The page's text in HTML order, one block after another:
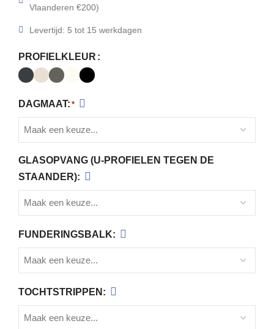
Vlaanderen €200)
Levertijd: 5 tot 15 werkdagen
PROFIELKLEUR
DAGMAAT: *
GLASOPVANG (U-PROFIELEN TEGEN DE
STAANDER):
FUNDERINGSBALK:
TOCHTSTRIPPEN: